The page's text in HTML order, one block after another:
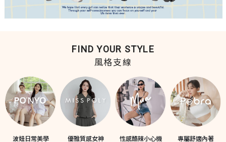
FIND YOUR STYLE
風格支線
波妞日常美學 優雅質感女神 性感酷辣小心機 專屬舒適內著